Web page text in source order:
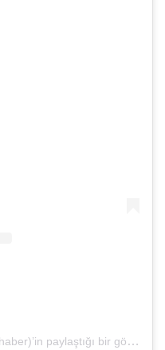
Arnavutköy Haber (@arnavutkoyhaber)’in paylaştığı bir gönderi